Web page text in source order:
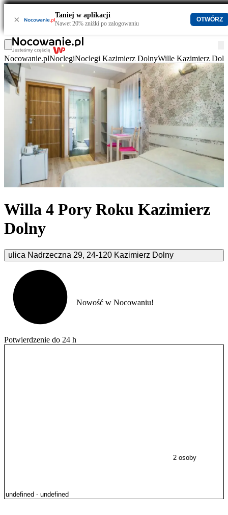
× Taniej w aplikacji
Nawet 20% zniżki po zalogowaniu
OTWÓRZ
Nocowanie.plNoclegiNoclegi Kazimierz DolnyWille Kazimierz
Willa 4 Pory Roku Kazimierz
Dolny
ulica Nadrzeczna 29, 24-120 Kazimierz Dolny
Potwierdzenie do 24 h
Nowość w Nocowaniu!
2 osoby